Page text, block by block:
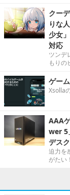
クー
りな
少女
対応
ツンデ
もりの
ゲー
Xsolla
AAA
wer 5
デス
迫力を
がたい！